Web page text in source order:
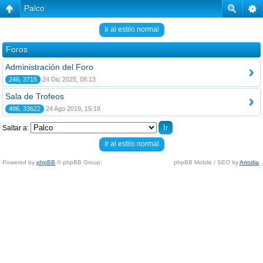
Palco
Ir al estilo normal
Foros
Administración del Foro
246, 3715 24 Dic 2025, 08:13
Sala de Trofeos
486, 33622 24 Ago 2019, 15:18
Saltar a:
Ir al estilo normal
Powered by phpBB © phpBB Group. phpBB Mobile / SEO byArtodia